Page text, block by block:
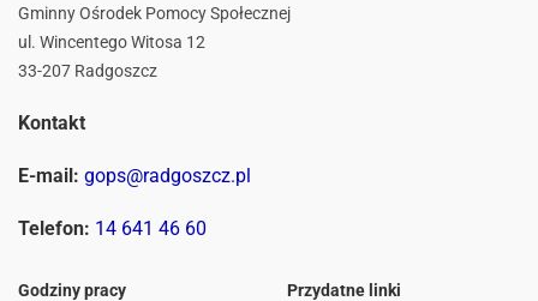
Gminny Ośrodek Pomocy Społecznej
ul. Wincentego Witosa 12
33-207 Radgoszcz
Kontakt
E-mail: gops@radgoszcz.pl
Telefon: 14 641 46 60
Godziny pracy Przydatne linki